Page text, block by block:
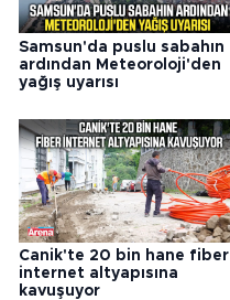
Samsun'da puslu sabahın
ardından Meteoroloji'den
yağış uyarısı
Canik'te 20 bin hane fiber
internet altyapısına
kavuşuyor